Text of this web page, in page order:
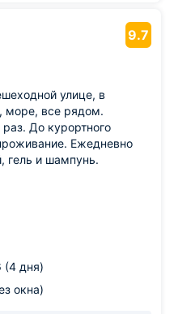
связь относительно
номера одной
по площади и
момент не
Будем
Вас в «Сочи
сделать Ваш
комфортным! С теплом
«Сочи Галерея
9.7
улице, в
море, все рядом.
До курортного
Ежедневно
гель и шампунь.
(4 дня)
окна)